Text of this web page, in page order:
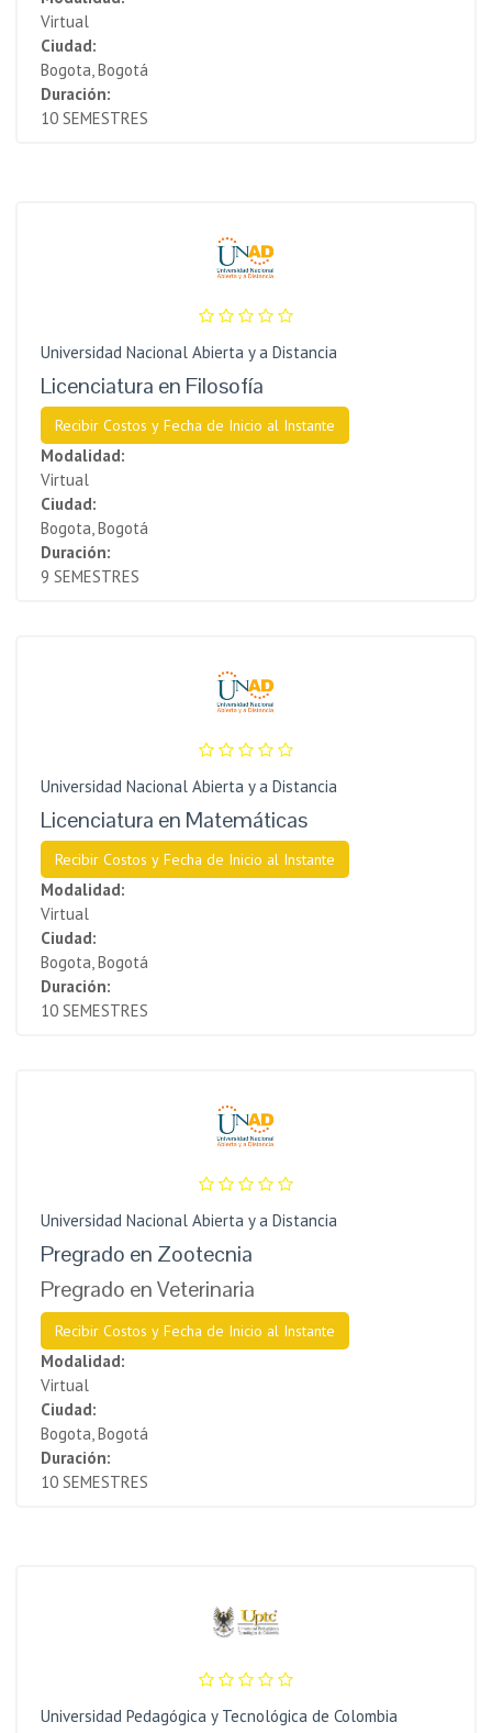
Virtual
Ciudad:
Bogota, Bogotá
Duración:
10 SEMESTRES
Universidad Nacional Abierta y a Distancia
Licenciatura en Filosofía
Recibir Costos y Fecha de Inicio al Instante
Modalidad:
Virtual
Ciudad:
Bogota, Bogotá
Duración:
9 SEMESTRES
Universidad Nacional Abierta y a Distancia
Licenciatura en Matemáticas
Recibir Costos y Fecha de Inicio al Instante
Modalidad:
Virtual
Ciudad:
Bogota, Bogotá
Duración:
10 SEMESTRES
Universidad Nacional Abierta y a Distancia
Pregrado en Zootecnia
Pregrado en Veterinaria
Recibir Costos y Fecha de Inicio al Instante
Modalidad:
Virtual
Ciudad:
Bogota, Bogotá
Duración:
10 SEMESTRES
Universidad Pedagógica y Tecnológica de Colombia